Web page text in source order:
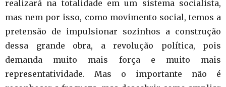
realizará na totalidade em um sistema socialista,
mas nem por isso, como movimento social, temos a
pretensão de impulsionar sozinhos a construção
dessa grande obra, a revolução política, pois
demanda muito mais força e muito mais
representatividade. Mas o importante não é